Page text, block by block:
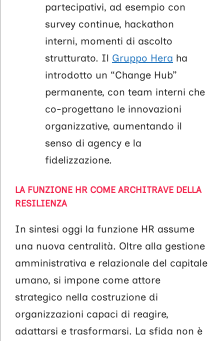
partecipativi, ad esempio con
survey continue, hackathon
interni, momenti di ascolto
strutturato. Il Gruppo Hera ha
introdotto un “Change Hub”
permanente, con team interni che
co-progettano le innovazioni
organizzative, aumentando il
senso di agency e la
fidelizzazione.
LA FUNZIONE HR COME ARCHITRAVE DELLA
RESILIENZA
In sintesi oggi la funzione HR assume
una nuova centralità. Oltre alla gestione
amministrativa e relazionale del capitale
umano, si impone come attore
strategico nella costruzione di
organizzazioni capaci di reagire,
adattarsi e trasformarsi. La sfida non è